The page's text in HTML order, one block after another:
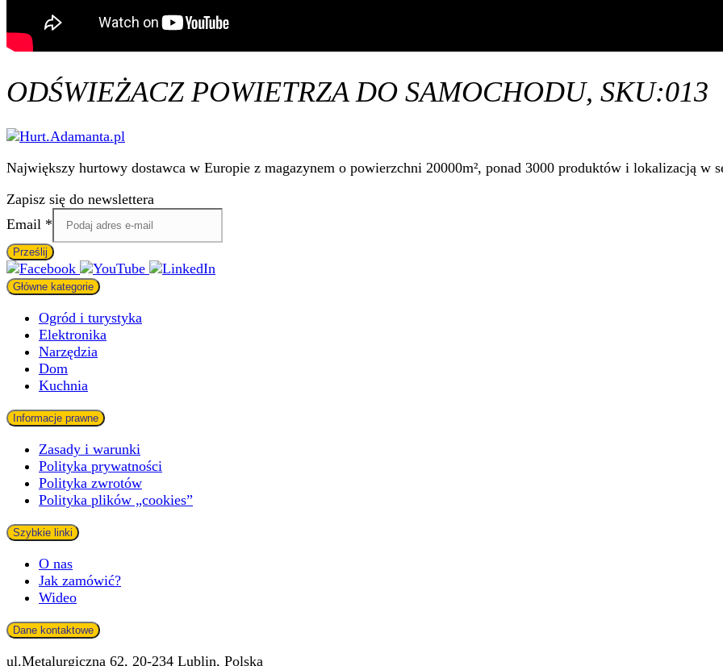
ODŚWIEŻACZ POWIETRZA DO SAMOCHODU, SKU:013
Największy hurtowy dostawca w Europie z magazynem o powierzchni 20000m², ponad 3000 produktów i lokalizacją w
Zapisz się do newslettera
Email
Email *
Prześlij
Główne kategorie
Ogród i turystyka
Elektronika
Narzędzia
Dom
Kuchnia
Informacje prawne
Zasady i warunki
Polityka prywatności
Polityka zwrotów
Polityka plików „cookies”
Szybkie linki
O nas
Jak zamówić?
Wideo
Dane kontaktowe
ul.Metalurgiczna 62, 20-234 Lublin, Polska